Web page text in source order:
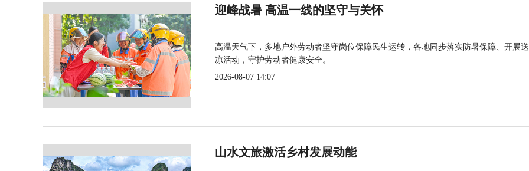
迎峰战暑 高温一线的坚守与关怀
高温天气下，多地户外劳动者坚守岗位保障民生运转，各地同步落实防暑保障、开展
凉活动，守护劳动者健康安全。
2026-08-07 14:07
山水文旅激活乡村发展动能